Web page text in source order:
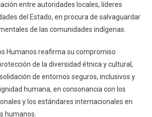
entre autoridades locales, líderes
del Estado, en procura de salvaguardar
de las comunidades indígenas.
Humanos reafirma su compromiso
de la diversidad étnica y cultural,
de entornos seguros, inclusivos y
humana, en consonancia con los
y los estándares internacionales en
humanos.